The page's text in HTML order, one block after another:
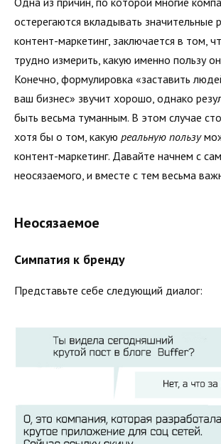
остерегаются вкладывать значительные
контент-маркетинг, заключается в том,
трудно измерить, какую именно пользу
Конечно, формулировка «заставить
ваш бизнес» звучит хорошо, однако
быть весьма туманным. В этом случае
хотя бы о том, какую реальную пользу
контент-маркетинг. Давайте начнем с
неосязаемого, и вместе с тем весьма
Неосязаемое
Симпатия к бренду
Представьте себе следующий диалог: